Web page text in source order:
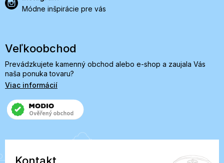
Módne inšpirácie pre vás
Veľkoobchod
Prevádzkujete kamenný obchod alebo e-shop a zaujala Vás
naša ponuka tovaru?
Viac informácií
Kontakt